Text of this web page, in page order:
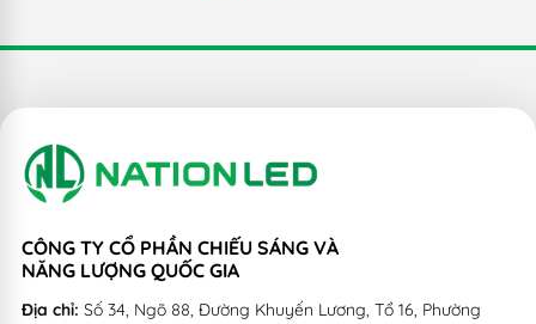
CÔNG TY CỔ PHẦN CHIẾU SÁNG VÀ
NĂNG LƯỢNG QUỐC GIA
Địa chỉ: Số 34, Ngõ 88, Đường Khuyến Lương, Tổ 16, Phường